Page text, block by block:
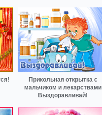
Прикольная открытка с
мальчиком и лекарствами
Выздоравливай!